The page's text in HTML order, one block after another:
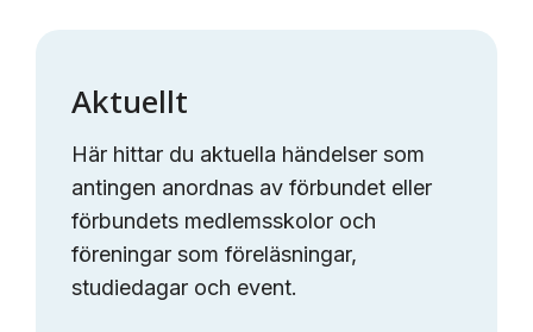
Aktuellt
Här hittar du aktuella händelser som
antingen anordnas av förbundet eller
förbundets medlemsskolor och
föreningar som föreläsningar,
studiedagar och event.